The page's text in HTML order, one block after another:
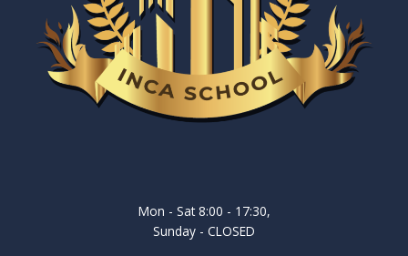
Mon - Sat 8:00 - 17:30,
Sunday - CLOSED